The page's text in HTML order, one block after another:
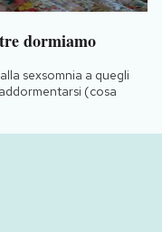
dormiamo
sexsomnia a quegli
(cosa